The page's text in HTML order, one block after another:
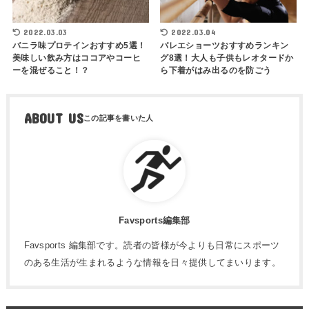
2022.03.03
バニラ味プロテインおすすめ5選！
美味しい飲み方はココアやコーヒ
ーを混ぜること！？
2022.03.04
バレエショーツおすすめランキン
グ8選！大人も子供もレオタードか
ら下着がはみ出るのを防ごう
ABOUT US
Favsports編集部
Favsports 編集部です。読者の皆様が今よりも日常にスポーツ
のある生活が生まれるような情報を日々提供してまいります。